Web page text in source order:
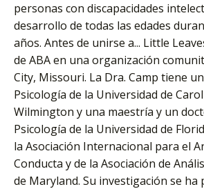
personas con discapacidades
desarrollo de todas las edades
años. Antes de unirse a... Little
de ABA en una organización
City, Missouri. La Dra. Camp tiene
Psicología de la Universidad de
Wilmington y una maestría y un
Psicología de la Universidad de
la Asociación Internacional para el
Conducta y de la Asociación de
de Maryland. Su investigación se ha